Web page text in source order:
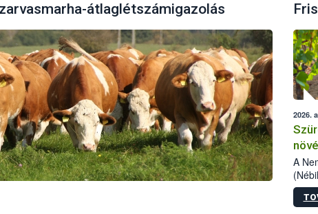
átlaglétszámigazolás
2026.
A